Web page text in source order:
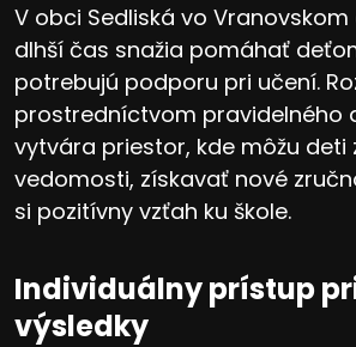
V obci Sedliská vo Vranovskom
dlhší čas snažia pomáhať
potrebujú podporu pri učení.
prostredníctvom pravidelného
vytvára priestor, kde môžu deti
vedomosti, získavať nové
si pozitívny vzťah ku škole.
Individuálny prístup
výsledky